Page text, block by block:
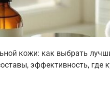
кожи: как выбрать
эффективность, где